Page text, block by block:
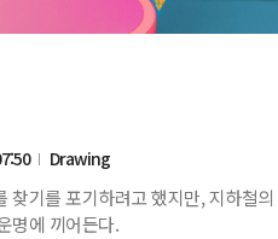
Drawing
찾기를 포기하려고 했지만, 지하철의
명에 끼어든다.